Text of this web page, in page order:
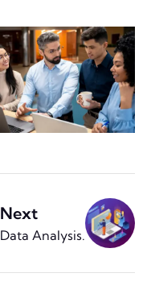
Next
Data Analysis.